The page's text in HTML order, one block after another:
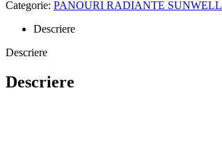
Categorie: PANOURI RADIANTE SUNWELL
Descriere
Descriere
Descriere